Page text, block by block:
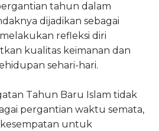
tahun dalam
dijadikan sebagai
refleksi diri
kualitas keimanan dan
sehari-hari.
Tahun Baru Islam tidak
pergantian waktu semata,
untuk